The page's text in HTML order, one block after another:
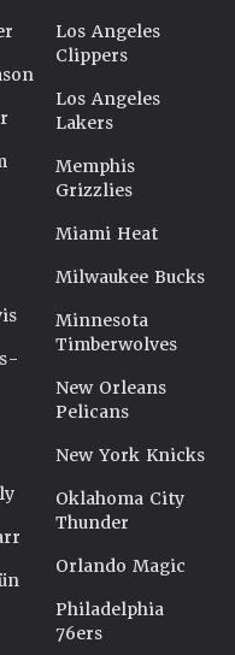
Los Angeles
Clippers
Los Angeles
Lakers
Memphis
Grizzlies
Miami Heat
Milwaukee Bucks
Minnesota
Timberwolves
New Orleans
Pelicans
New York Knicks
Oklahoma City
Thunder
Orlando Magic
Philadelphia
76ers